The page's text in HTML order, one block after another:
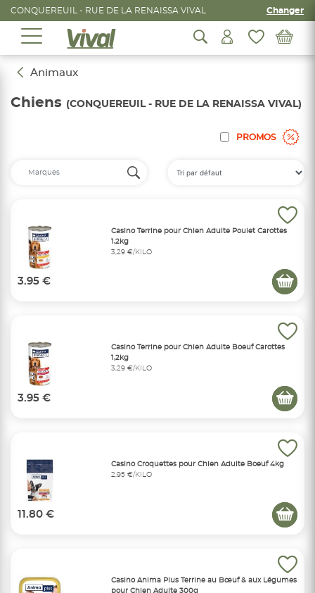
CONQUEREUIL - RUE DE LA RENAISSA VIVAL Changer
Animaux
Chiens (CONQUEREUIL - RUE DE LA RENAISSA VIVAL)
PROMOS
Casino Terrine pour Chien Adulte Poulet Carottes
1,2kg
3,29 €/KILO
3.95 €
Casino Terrine pour Chien Adulte Boeuf Carottes
1,2kg
3,29 €/KILO
3.95 €
Casino Croquettes pour Chien Adulte Boeuf 4kg
2,95 €/KILO
11.80 €
Casino Anima Plus Terrine au Bœuf & aux Légumes
pour Chien Adulte 300g